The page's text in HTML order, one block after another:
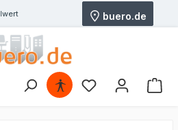
buero.de